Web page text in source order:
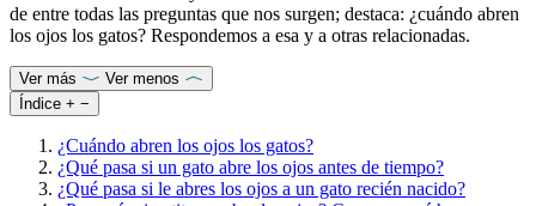
de entre todas las preguntas que nos surgen; destaca: ¿cuándo abren
los ojos los gatos? Respondemos a esa y a otras relacionadas.
Ver más
Ver menos
Índice + −
¿Cuándo abren los ojos los gatos?
¿Qué pasa si un gato abre los ojos antes de tiempo?
¿Qué pasa si le abres los ojos a un gato recién nacido?